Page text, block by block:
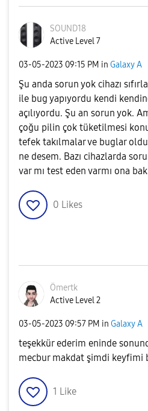
SOUND18
Active Level 7
‎03-05-2023 09:15 PM in Galaxy A
Şu anda sorun yok cihazı
ile bug yapıyordu kendi
açılıyordu. Şu an sorun yok.
çoğu pilin çok tüketilmesi
tefek takılmalar ve buglar
ne desem. Bazı cihazlarda
var mı test eden varmı ona
0 Likes
Ömertk
Active Level 2
‎03-05-2023 09:57 PM in Galaxy A
teşekkür ederim eninde
mecbur makdat şimdi keyfimi
1 Like